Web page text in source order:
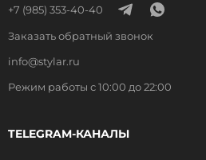
+7 (985) 353-40-40
Заказать обратный звонок
info@stylar.ru
Режим работы с 10:00 до 22:00
TELEGRAM-КАНАЛЫ